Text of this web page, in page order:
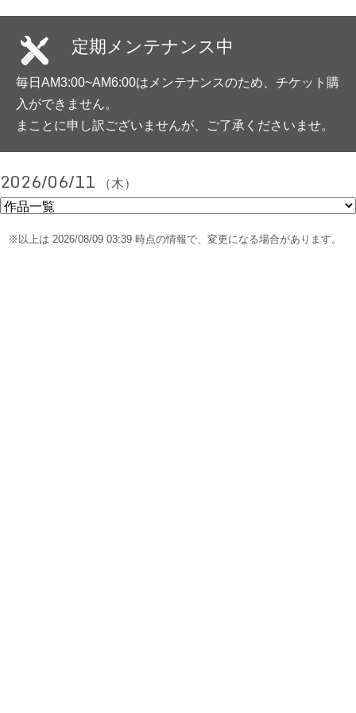
定期メンテナンス中
毎日AM3:00~AM6:00はメンテナンスのため、チケット購
入ができません。
まことに申し訳ございませんが、ご了承くださいませ。
2026/06/11 （木）
※以上は 2026/08/09 03:39 時点の情報で、変更になる場合があります。